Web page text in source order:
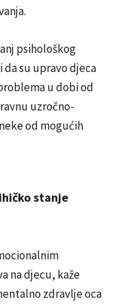
psihološkog
da su upravo djeca
u dobi od
uzročno-
od mogućih
stanje
na djecu, kaže
zdravlje oca